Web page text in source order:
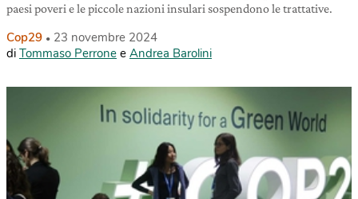
paesi poveri e le piccole nazioni insulari sospendono le trattative.
Cop29
23 novembre 2024
di Tommaso Perrone e Andrea Barolini